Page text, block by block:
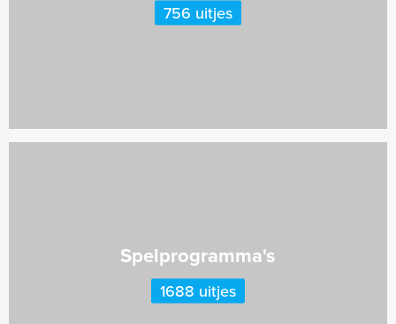
756 uitjes
Spelprogramma's
1688 uitjes